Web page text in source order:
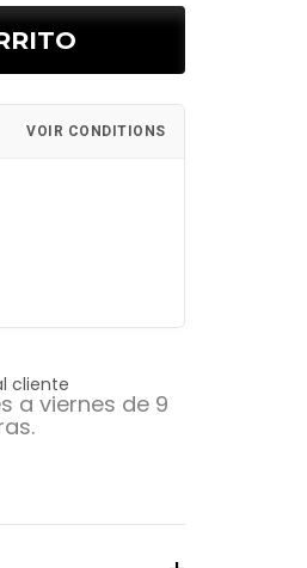
VOIR CONDITIONS
cliente
a viernes de 9